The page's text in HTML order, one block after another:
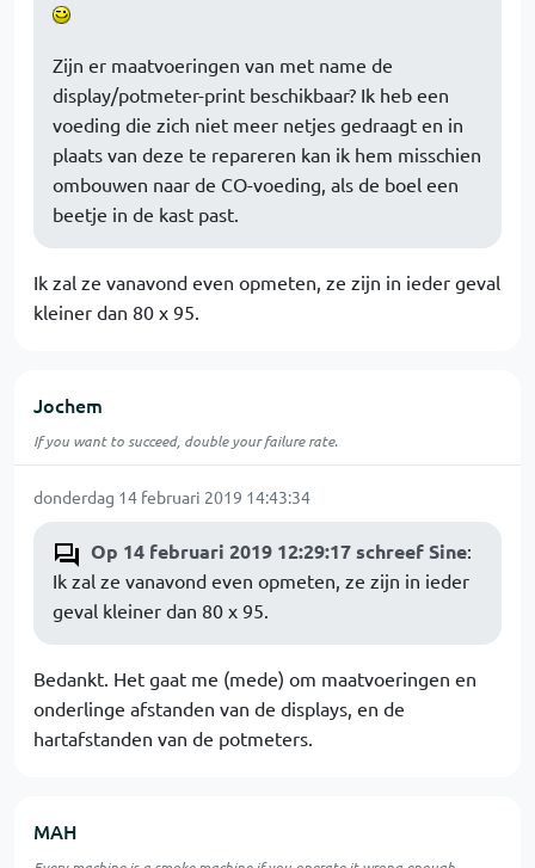
Zijn er maatvoeringen van met name de
display/potmeter-print beschikbaar? Ik heb een
voeding die zich niet meer netjes gedraagt en in
plaats van deze te repareren kan ik hem misschien
ombouwen naar de CO-voeding, als de boel een
beetje in de kast past.
Ik zal ze vanavond even opmeten, ze zijn in ieder geval
kleiner dan 80 x 95.
Jochem
If you want to succeed, double your failure rate.
donderdag 14 februari 2019 14:43:34
Op 14 februari 2019 12:29:17 schreef Sine:
Ik zal ze vanavond even opmeten, ze zijn in ieder
geval kleiner dan 80 x 95.
Bedankt. Het gaat me (mede) om maatvoeringen en
onderlinge afstanden van de displays, en de
hartafstanden van de potmeters.
MAH